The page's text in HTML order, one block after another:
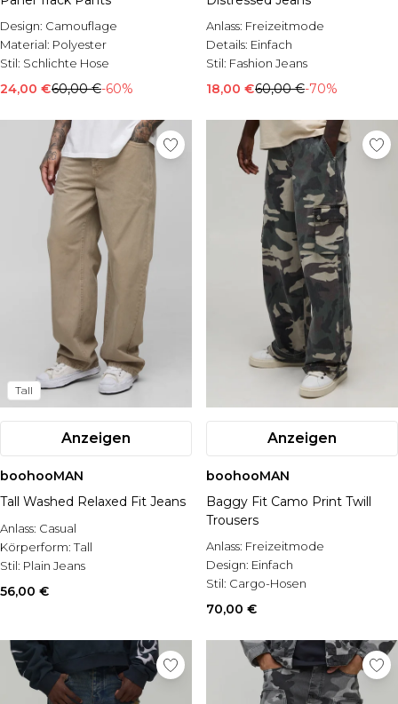
Design: Camouflage
Material: Polyester
Stil: Schlichte Hose
24,00 €60,00 €-60%
Anlass: Freizeitmode
Details: Einfach
Stil: Fashion Jeans
18,00 €60,00 €-70%
Tall
Anzeigen
boohooMAN
Tall Washed Relaxed Fit Jeans
Anlass: Casual
Körperform:Tall
Stil: Plain Jeans
56,00 €
Anzeigen
boohooMAN
Baggy Fit Camo Print Twill
Trousers
Anlass: Freizeitmode
Design: Einfach
Stil: Cargo-Hosen
70,00 €